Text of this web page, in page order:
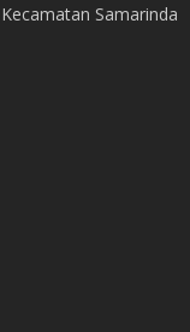
Samarinda